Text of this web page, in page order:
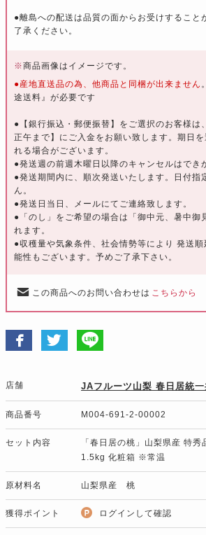
●離島への配送は品質の面からお受けすること
了承ください。
※商品画像はイメージです。
●産地直送品の為、他商品と同梱が出来ません
途送料』が必要です
●【銀行振込・郵便振替】をご選択のお客様は
正午まで】にご入金をお願い致します。期日
れる場合がございます。
●発送週の前週木曜日以降のキャンセルはでき
●発送期間内に、順次発送いたします。日付指
ん。
●発送日当日、メールにてご連絡致します。
●「のし」をご希望の場合は「御中元、暑中御
れます。
●収穫量や気象条件、社会情勢等により 発送
能性もございます。予めご了承下さい。
この商品へのお問い合わせは こちらから
店舗 JAフルーツ山梨 春日居統一
商品番号 M004-691-2-00002
セット内容
「春日居の桃」山梨県産 特
1.5kg 化粧箱 ※常温
原材料名 山梨県産 桃
獲得ポイント ログインして確認